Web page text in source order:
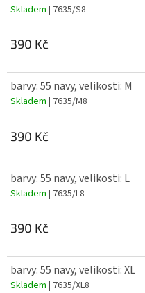
Skladem | 7635/S8
390 Kč
barvy: 55 navy, velikosti: M
Skladem | 7635/M8
390 Kč
barvy: 55 navy, velikosti: L
Skladem | 7635/L8
390 Kč
barvy: 55 navy, velikosti: XL
Skladem | 7635/XL8